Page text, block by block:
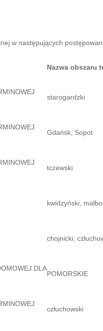
w następujących
Nazwa obszaru
starogardzki
Gdańsk, Sopot
tczewski
kwidzyński,
chojnicki,
DLA
POMORSKIE
człuchowski